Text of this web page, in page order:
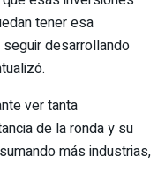
tener esa
desarrollando
ver tanta
de la ronda y su
más industrias,